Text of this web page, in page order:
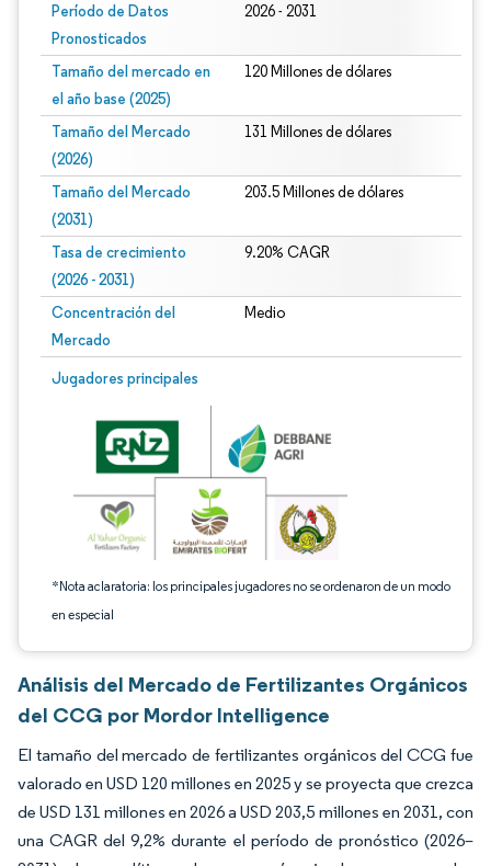
Período de Datos
Pronosticados
2026 - 2031
Tamaño del mercado en
el año base (2025)
120 Millones de dólares
Tamaño del Mercado
(2026)
131 Millones de dólares
Tamaño del Mercado
(2031)
203.5 Millones de dólares
Tasa de crecimiento
(2026 - 2031)
9.20% CAGR
Concentración del
Mercado
Medio
Jugadores principales
*Nota aclaratoria: los principales jugadores no se ordenaron de un modo
en especial
Imagen © Mordor Intelligence. El uso requiere atribución según CC BY 4.0.
Análisis del Mercado de Fertilizantes Orgánicos
del CCG por Mordor Intelligence
El tamaño del mercado de fertilizantes orgánicos del CCG fue
valorado en USD 120 millones en 2025 y se proyecta que crezca
de USD 131 millones en 2026 a USD 203,5 millones en 2031, con
una CAGR del 9,2% durante el período de pronóstico (2026–